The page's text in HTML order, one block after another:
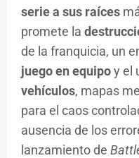
serie a sus raíces
promete la
de la franquicia, un
juego en equipoy el
vehículos, mapas
para el caos
ausencia de los
lanzamiento de